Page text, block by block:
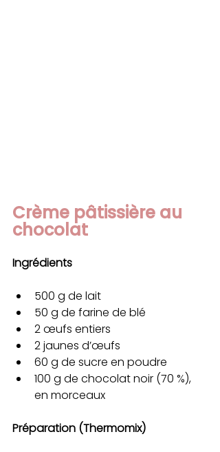
Crème pâtissière au
chocolat
Ingrédients
500 g de lait
50 g de farine de blé
2 œufs entiers
2 jaunes d’œufs
60 g de sucre en poudre
100 g de chocolat noir (70 %),
en morceaux
Préparation (Thermomix)